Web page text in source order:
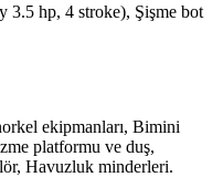
3.5 hp, 4 stroke), Şişme bot
ekipmanları, Bimini
platformu ve duş,
Havuzluk minderleri.